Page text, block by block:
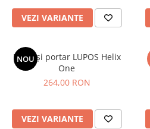
VEZI VARIANTE
NOU
Mănuși portar LUPOS Helix
One
264,00 RON
VEZI VARIANTE